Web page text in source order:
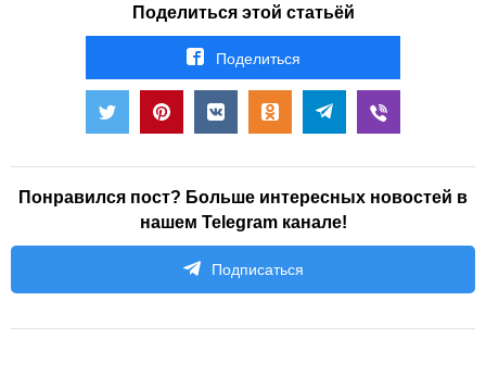
Поделиться этой статьёй
Поделиться
Понравился пост? Больше интересных новостей в
нашем Telegram канале!
Подписаться